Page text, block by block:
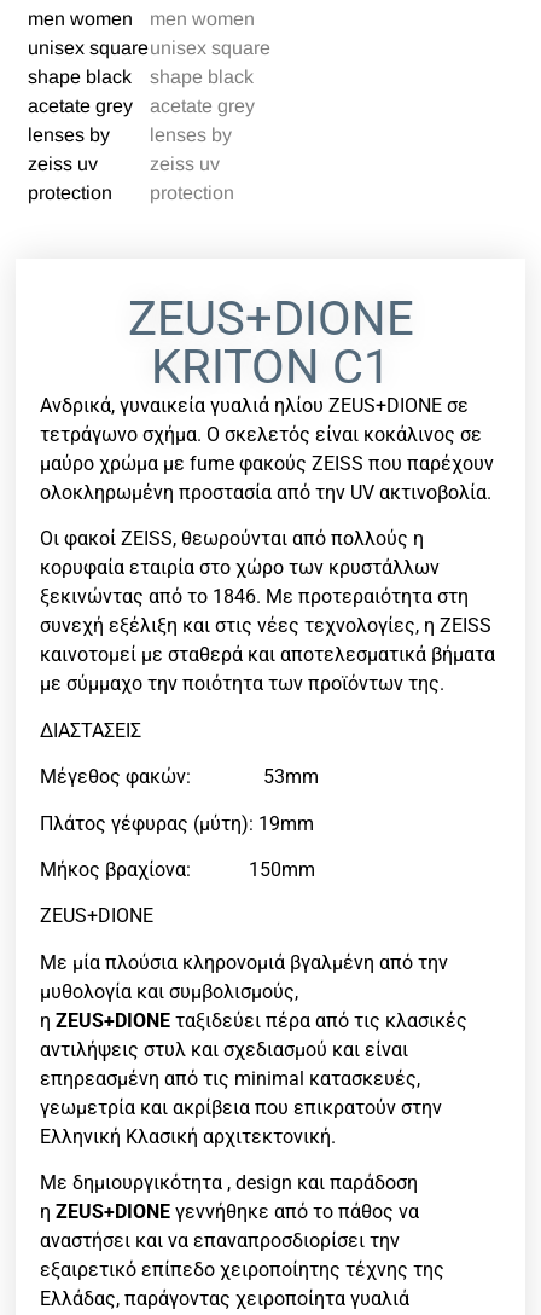
ZEUS+DIONE
KRITON C1
Ανδρικά, γυναικεία γυαλιά ηλίου ZEUS+DIONE σε
τετράγωνο σχήμα. Ο σκελετός είναι κοκάλινος σε
μαύρο χρώμα με fume φακούς ZEISS που παρέχουν
ολοκληρωμένη προστασία από την UV ακτινοβολία.
Οι φακοί ZEISS, θεωρούνται από πολλούς η
κορυφαία εταιρία στο χώρο των κρυστάλλων
ξεκινώντας από το 1846. Με προτεραιότητα στη
συνεχή εξέλιξη και στις νέες τεχνολογίες, η ZEISS
καινοτομεί με σταθερά και αποτελεσματικά βήματα
με σύμμαχο την ποιότητα των προϊόντων της.
ΔΙΑΣΤΑΣΕΙΣ
Μέγεθος φακών: 53mm
Πλάτος γέφυρας (μύτη): 19mm
Μήκος βραχίονα: 150mm
ZEUS+DIONE
Με μία πλούσια κληρονομιά βγαλμένη από την
μυθολογία και συμβολισμούς,
ηZEUS+DIONE ταξιδεύει πέρα από τις κλασικές
αντιλήψεις στυλ και σχεδιασμού και είναι
επηρεασμένη από τις minimal κατασκευές,
γεωμετρία και ακρίβεια που επικρατούν στην
Ελληνική Κλασική αρχιτεκτονική.
Με δημιουργικότητα , design και παράδοση
ηZEUS+DIONE γεννήθηκε από το πάθος να
αναστήσει και να επαναπροσδιορίσει την
εξαιρετικό επίπεδο χειροποίητης τέχνης της
Ελλάδας, παράγοντας χειροποίητα γυαλιά